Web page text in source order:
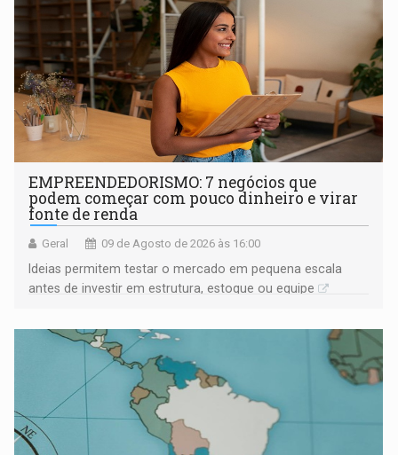
EMPREENDEDORISMO: 7 negócios que
podem começar com pouco dinheiro e virar
fonte de renda
Geral 09 de Agosto de 2026 às 16:00
Ideias permitem testar o mercado em pequena escala
antes de investir em estrutura, estoque ou equipe